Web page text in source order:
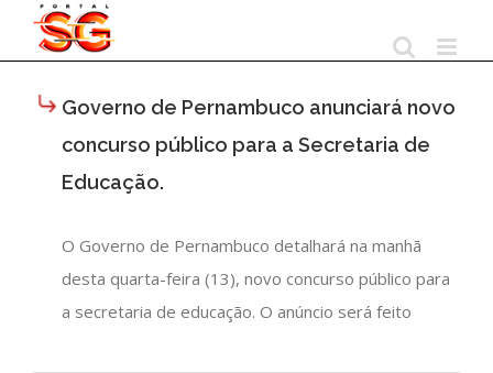
Governo de Pernambuco anunciará novo
concurso público para a Secretaria de
Educação.
O Governo de Pernambuco detalhará na manhã
desta quarta-feira (13), novo concurso público para
a secretaria de educação. O anúncio será feito